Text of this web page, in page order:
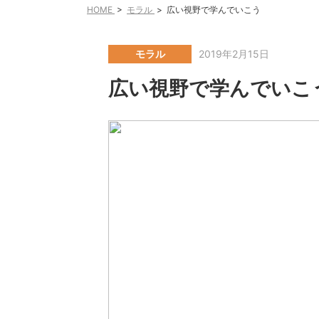
HOME > モラル > 広い視野で学んでいこう
モラル 2019年2月15日
広い視野で学んでいこ